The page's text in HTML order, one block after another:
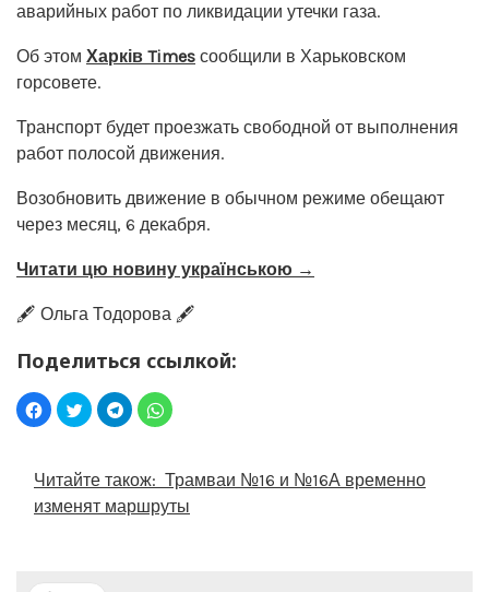
аварийных работ по ликвидации утечки газа.
Об этом Харків Times сообщили в Харьковском
горсовете.
Транспорт будет проезжать свободной от выполнения
работ полосой движения.
Возобновить движение в обычном режиме обещают
через месяц, 6 декабря.
Читати цю новину українською →
🖋️ Ольга Тодорова 🖋️
Поделиться ссылкой:
Читайте також: Трамваи №16 и №16А временно
изменят маршруты